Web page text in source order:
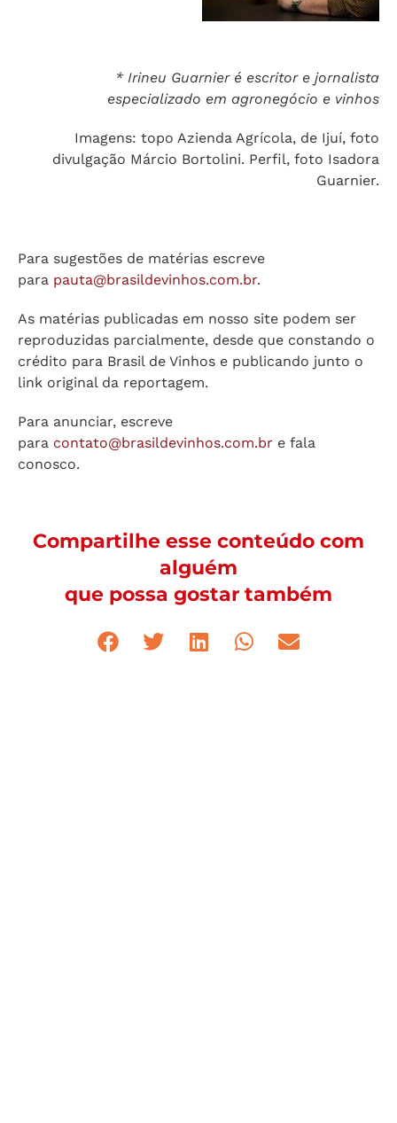
* Irineu Guarnier é escritor e jornalista
especializado em agronegócio e vinhos
Imagens: topo Azienda Agrícola, de Ijuí, foto
divulgação Márcio Bortolini. Perfil, foto Isadora
Guarnier.
Para sugestões de matérias escreve
para pauta@brasildevinhos.com.br.
As matérias publicadas em nosso site podem ser
reproduzidas parcialmente, desde que constando o
crédito para Brasil de Vinhos e publicando junto o
link original da reportagem.
Para anunciar, escreve
para contato@brasildevinhos.com.br e fala
conosco.
Compartilhe esse conteúdo com
alguém
que possa gostar também